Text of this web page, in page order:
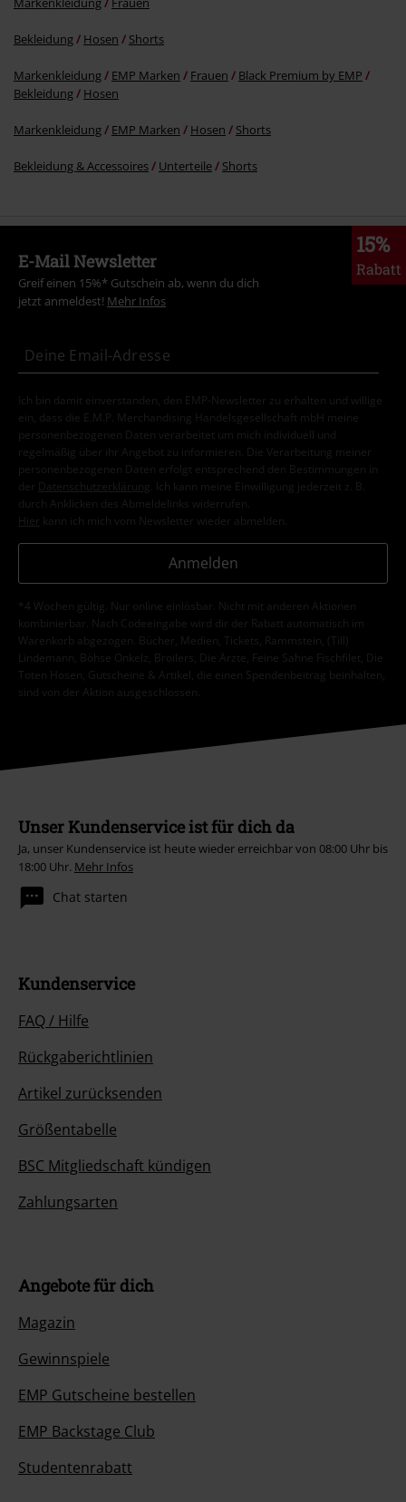
Bekleidung Hosen Shorts
Markenkleidung EMP Marken Frauen
Black Premium by EMP
Bekleidung
Hosen
Markenkleidung EMP Marken Hosen Shorts
Bekleidung & Accessoires Unterteile Shorts
15%
Rabatt
E-Mail Newsletter
Greif einen 15%* Gutschein ab, wenn du dich
jetzt anmeldest! Mehr Infos
Ich bin damit einverstanden, den EMP-Newsletter zu erhalten und willige
ein, dass die E.M.P. Merchandising Handelsgesellschaft mbH meine
personenbezogenen Daten verarbeitet um mich individuell und
regelmäßig über ihr Angebot zu informieren. Die Verarbeitung meiner
personenbezogenen Daten erfolgt entsprechend den Bestimmungen in
der
Datenschutzerklärung
. Ich kann meine Einwilligung jederzeit z. B.
durch Anklicken des Abmeldelinks widerrufen.
Hier kann ich mich vom Newsletter wieder abmelden.
Anmelden
*4 Wochen gültig. Nur online einlösbar. Nicht mit anderen Aktionen
kombinierbar. Nach Codeeingabe wird dir der Rabatt automatisch im
Warenkorb abgezogen. Bücher, Medien, Tickets, Rammstein, (Till)
Lindemann, Böhse Onkelz, Broilers, Die Ärzte, Feine Sahne Fischfilet, Die
Toten Hosen, Gutscheine & Artikel, die einen Spendenbeitrag beinhalten,
sind von der Aktion ausgeschlossen.
Unser Kundenservice ist für dich da
Ja, unser Kundenservice ist heute wieder erreichbar von 08:00 Uhr bis
18:00 Uhr. Mehr Infos
Chat starten
Kundenservice
FAQ / Hilfe
Rückgaberichtlinien
Artikel zurücksenden
Größentabelle
BSC Mitgliedschaft kündigen
Zahlungsarten
Angebote für dich
Magazin
Gewinnspiele
EMP Gutscheine bestellen
EMP Backstage Club
Studentenrabatt